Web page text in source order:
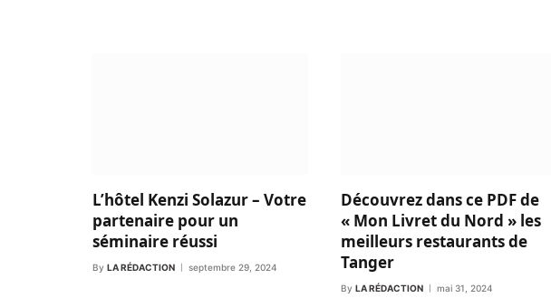
L’hôtel Kenzi Solazur – Votre
partenaire pour un
séminaire réussi
By LA RÉDACTION septembre 29, 2024
Découvrez dans ce PDF de
« Mon Livret du Nord » les
meilleurs restaurants de
Tanger
By LA RÉDACTION mai 31, 2024